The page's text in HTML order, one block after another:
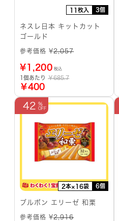
11枚入 3個
ネスレ日本 キットカット
ゴールド
参考価格 ¥2,057
¥1,200 税込
1個あたり￥685.7
￥400
2本×16袋 6個
42
ブルボン エリーゼ 和栗
参考価格 ¥2,916